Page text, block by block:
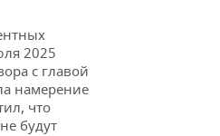
2025
с главой
намерение
что
будут